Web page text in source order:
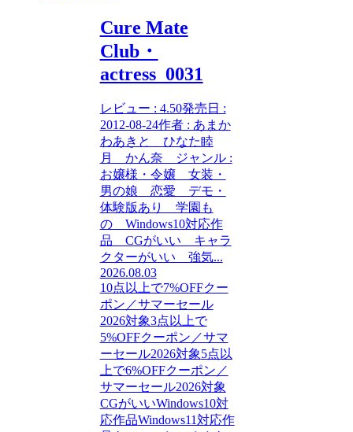
Cure Mate
Club・
actress_0031
レビュー : 4.50発売日 :
2012-08-24作者 : あまか
わあきと ひなた睦
月 かん奈 ジャンル :
お嬢様・令嬢 女装・
男の娘 恋愛 デモ・
体験版あり 学園も
の Windows10対応作
品 CGがいい キャラ
クターがいい 強気...
2026.08.03
10点以上で7%OFFクー
ポン／サマーセール
2026対象3点以上で
5%OFFクーポン／サマ
ーセール2026対象5点以
上で6%OFFクーポン／
サマーセール2026対象
CGがいいWindows10対
応作品Windows11対応作